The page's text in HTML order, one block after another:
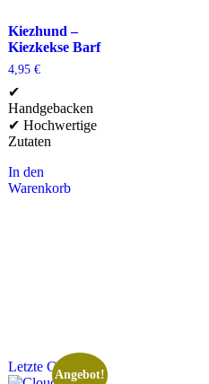
Kiezhund –
Kiezkekse Barf
4,95 €
✔
Handgebacken
✔ Hochwertige
Zutaten
In den
Warenkorb
Letzte Chance
Angebot!